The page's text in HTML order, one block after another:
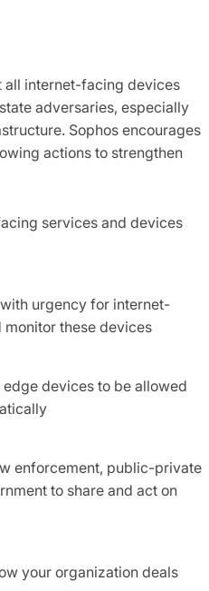
all internet-facing devices
adversaries, especially
Sophos encourages
actions to strengthen
services and devices
urgency for internet-
these devices
devices to be allowed
enforcement, public-private
to share and act on
your organization deals